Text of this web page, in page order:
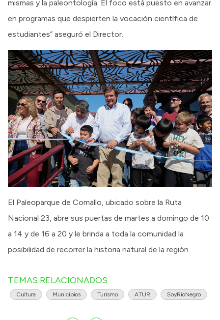
mismas y la paleontología. El foco está puesto en avanzar
en programas que despierten la vocación científica de
estudiantes” aseguró el Director.
El Paleoparque de Comallo, ubicado sobre la Ruta
Nacional 23, abre sus puertas de martes a domingo de 10
a 14 y de 16 a 20 y le brinda a toda la comunidad la
posibilidad de recorrer la historia natural de la región.
TEMAS RELACIONADOS
Cultura Municipios Turismo ATUR SoyRioNegro